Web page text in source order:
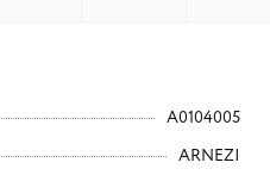
A0104005
ARNEZI